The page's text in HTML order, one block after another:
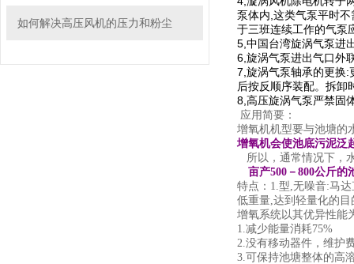
如何解决高压风机的压力和粉尘
泵体内,这类气泵平时
于三班连续工作的气泵
5,中国台湾旋涡气泵进
6,旋涡气泵进出气口外
7,旋涡气泵轴承的更换:
后按反顺序装配。拆卸
8,高压旋涡气泵严禁固
应用简要：
增氧机机型要与池塘的
增氧机会使池底污泥
所以，通常情况下，
亩产500－800公斤
特点：1.型,无噪音:马
低重量,达到轻量化的
增氧系统以其优异性能
1.减少能量消耗75%
2.没有移动器件，维护
3.可保持池塘整体的高